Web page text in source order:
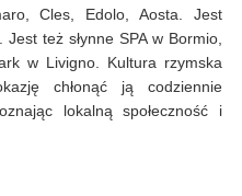
Cles, Edolo, Aosta. Jest
też słynne SPA w Bormio,
w Livigno. Kultura rzymska
chłonąć ją codziennie
lokalną społeczność i